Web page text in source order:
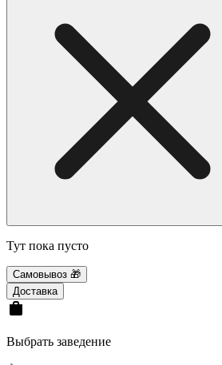
Тут пока пусто
Самовывоз 🎁
Доставка
Выбрать заведение